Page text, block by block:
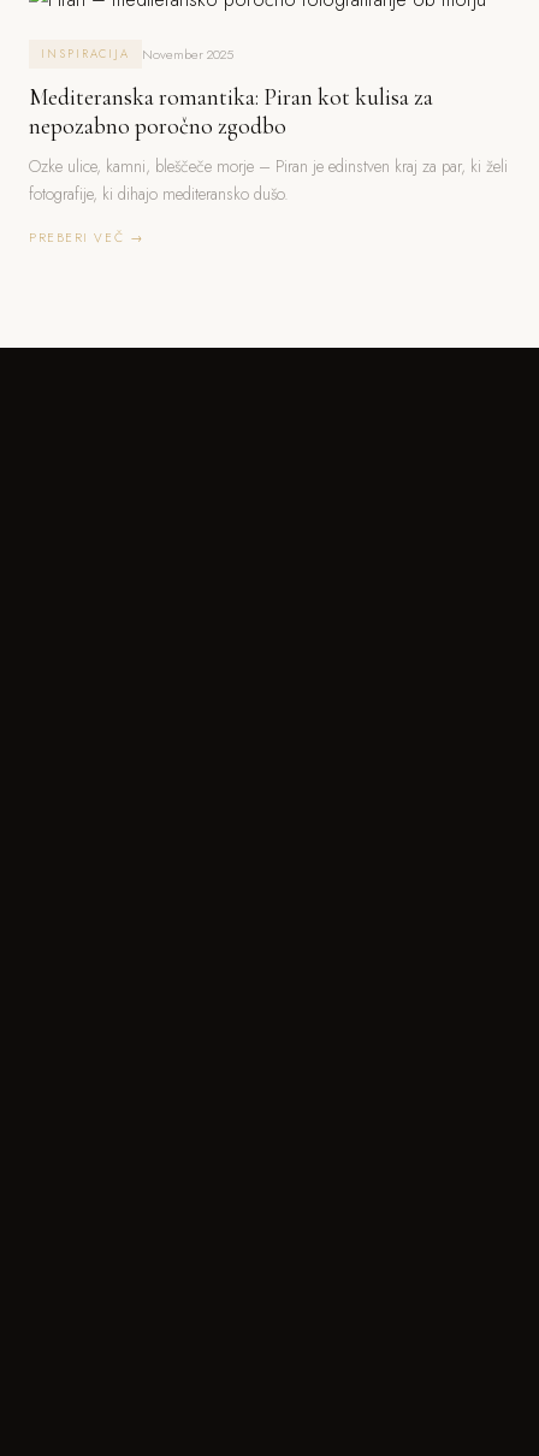
INSPIRACIJA November 2025
Mediteranska romantika: Piran kot kulisa za
nepozabno poročno zgodbo
Ozke ulice, kamni, bleščeče morje – Piran je edinstven kraj za par, ki želi
fotografije, ki dihajo mediteransko dušo.
PREBERI VEČ →